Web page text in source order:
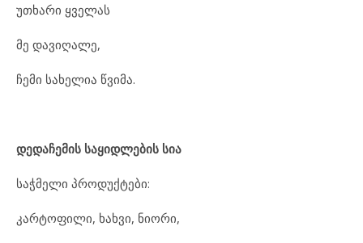
უთხარი ყველას
მე დავიღალე,
ჩემი სახელია წვიმა.
დედაჩემის საყიდლების სია
საჭმელი პროდუქტები:
კარტოფილი, ხახვი, ნიორი,